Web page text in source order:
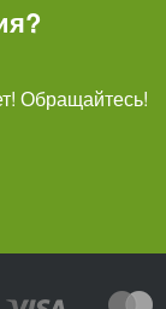
Обращайтесь!